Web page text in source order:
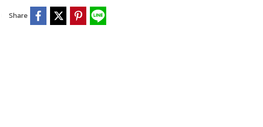
Share